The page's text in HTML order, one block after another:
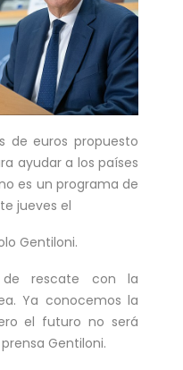
the draw for Euro 2020
the fates of World Cup
condemnations of
Andrea Agnelli on
club’s shareholders
has
with up-and-coming
Jumbo-Vism...
de euros propuesto
ayudar a los países
es un programa de
jueves el
Gentiloni.
rescate con la
Ya conocemos la
el futuro no será
Gentiloni.